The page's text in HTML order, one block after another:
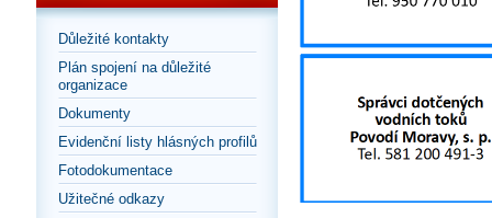
Důležité kontakty
Plán spojení na důležité
organizace
Dokumenty
Evidenční listy hlásných profilů
Fotodokumentace
Užitečné odkazy